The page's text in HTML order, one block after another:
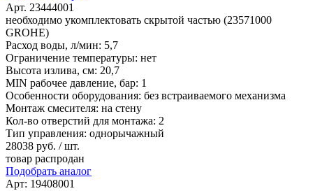
Арт. 23444001
необходимо укомплектовать скрытой частью (23571000
GROHE)
Расход воды, л/мин: 5,7
Ограничение температуры: нет
Высота излива, см: 20,7
MIN рабочее давление, бар: 1
Особенности оборудования: без встраиваемого механизма
Монтаж смесителя: на стену
Кол-во отверстий для монтажа: 2
Тип управления: однорычажный
28038 руб. / шт.
товар распродан
Подобрать аналог
Арт: 19408001